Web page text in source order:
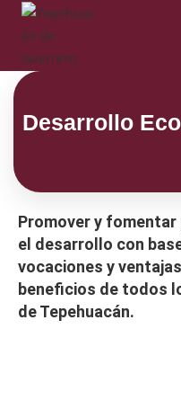
Desarrollo
Promover y
el desarrollo con
vocaciones y
beneficios de todos
de Tepehuacán.